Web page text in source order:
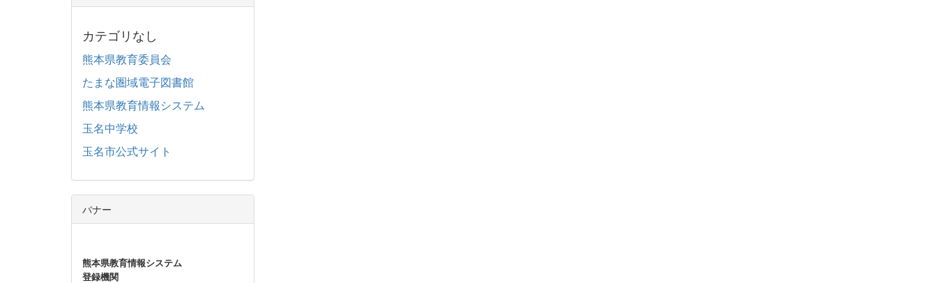
カテゴリなし
熊本県教育委員会
たまな圏域電子図書館
熊本県教育情報システム
玉名中学校
玉名市公式サイト
バナー
熊本県教育情報システム
登録機関